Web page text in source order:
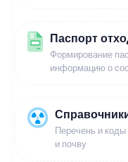
Паспорт
Формирование
информацию о
Перечень и
и почву